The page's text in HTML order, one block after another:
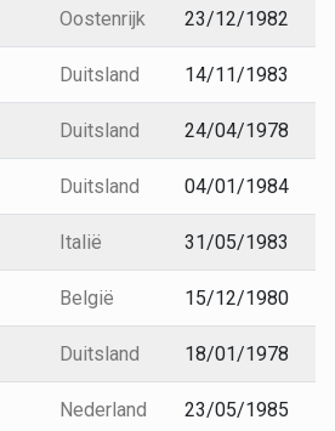
Oostenrijk 23/12/1982
Duitsland 14/11/1983
Duitsland 24/04/1978
Duitsland 04/01/1984
Italië 31/05/1983
België 15/12/1980
Duitsland 18/01/1978
Nederland 23/05/1985